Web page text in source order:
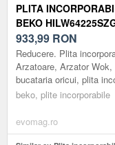
PLITA
BEKO
WOK, 60 CM (NEGRU)
933,99 RON
Reducere. Plita
Arzatoare, Arzator
bucataria oricui, plita
beko, plite incorporabile
evomag.ro